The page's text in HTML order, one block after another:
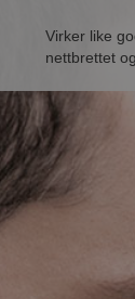
Virker like
nettbrettet